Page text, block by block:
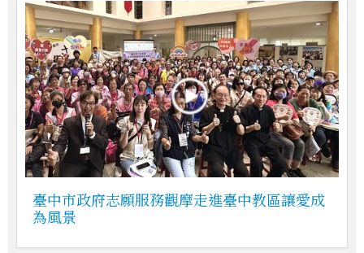
臺中市政府志願服務觀摩走進臺中教區讓愛成
為風景